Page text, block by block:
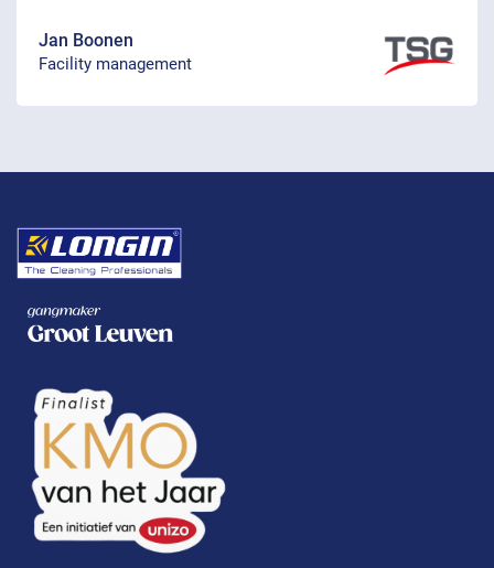
Jan Boonen
Facility management